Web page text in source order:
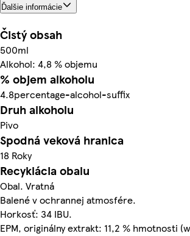
Ďalšie informácie
Čistý obsah
500ml
Alkohol: 4,8 % objemu
% objem alkoholu
4.8percentage-alcohol-suffix
Druh alkoholu
Pivo
Spodná veková hranica
18 Roky
Recyklácia obalu
Obal. Vratná
Balené v ochrannej atmosfére.
Horkosť: 34 IBU.
EPM, originálny extrakt: 11,2 % hmotnosti